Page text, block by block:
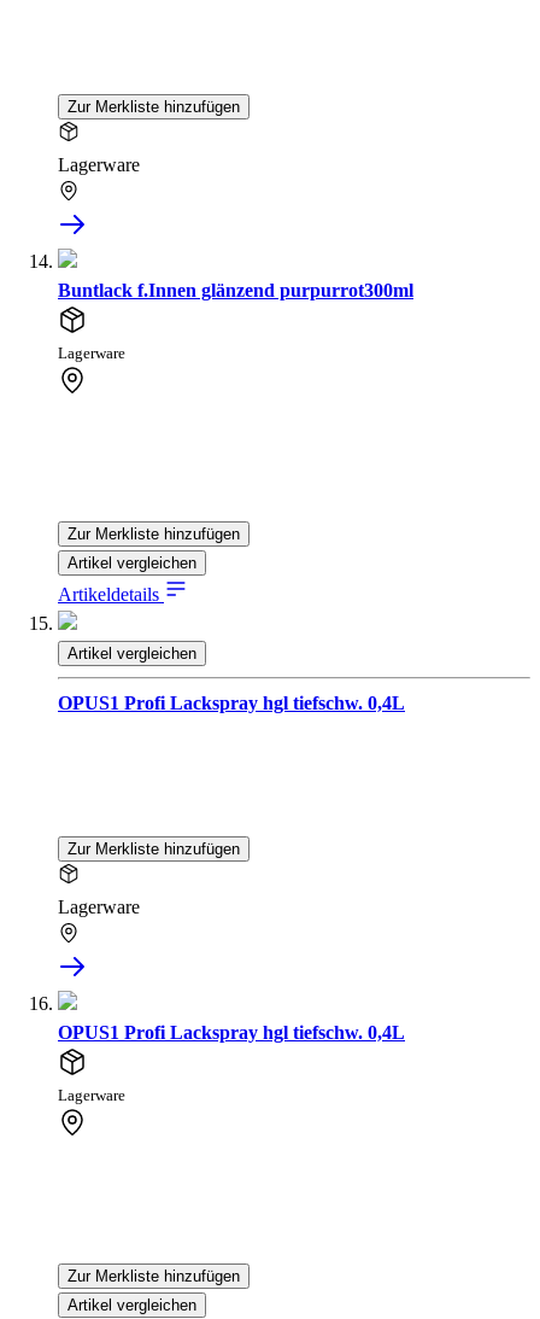
Zur Merkliste hinzufügen
Lagerware
Buntlack f.Innen glänzend purpurrot300ml
Lagerware
Zur Merkliste hinzufügen
Artikel vergleichen
Artikeldetails
Artikel vergleichen
OPUS1 Profi Lackspray hgl tiefschw. 0,4L
Zur Merkliste hinzufügen
Lagerware
OPUS1 Profi Lackspray hgl tiefschw. 0,4L
Lagerware
Zur Merkliste hinzufügen
Artikel vergleichen